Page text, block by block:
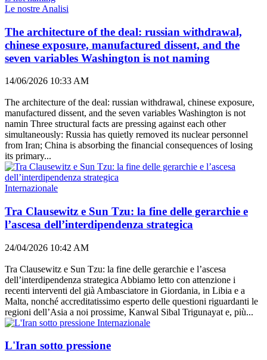
Le nostre Analisi
The architecture of the deal: russian withdrawal,
chinese exposure, manufactured dissent, and the
seven variables Washington is not naming
14/06/2026 10:33 AM
The architecture of the deal: russian withdrawal, chinese exposure,
manufactured dissent, and the seven variables Washington is not
namin Three structural facts are pressing against each other
simultaneously: Russia has quietly removed its nuclear personnel
from Iran; China is absorbing the financial consequences of losing
its primary...
Internazionale
Tra Clausewitz e Sun Tzu: la fine delle gerarchie e
l’ascesa dell’interdipendenza strategica
24/04/2026 10:42 AM
Tra Clausewitz e Sun Tzu: la fine delle gerarchie e l’ascesa
dell’interdipendenza strategica Abbiamo letto con attenzione i
recenti interventi del già Ambasciatore in Giordania, in Libia e a
Malta, nonché accreditatissimo esperto delle questioni riguardanti le
regioni dell’Asia a noi prossime, Kanwal Sibal Trigunayat e, più...
Internazionale
L'Iran sotto pressione